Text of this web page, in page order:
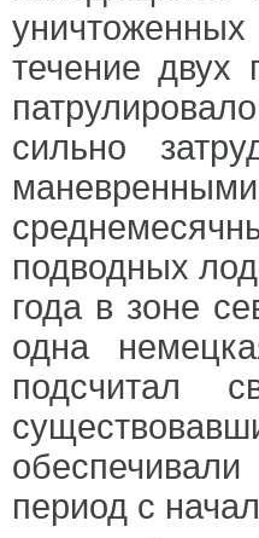
течение двух
сильно
подводных
года в зоне
одна
подсчитал
период с